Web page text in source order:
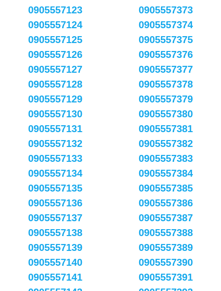
0905557123
0905557124
0905557125
0905557126
0905557127
0905557128
0905557129
0905557130
0905557131
0905557132
0905557133
0905557134
0905557135
0905557136
0905557137
0905557138
0905557139
0905557140
0905557141
0905557373
0905557374
0905557375
0905557376
0905557377
0905557378
0905557379
0905557380
0905557381
0905557382
0905557383
0905557384
0905557385
0905557386
0905557387
0905557388
0905557389
0905557390
0905557391